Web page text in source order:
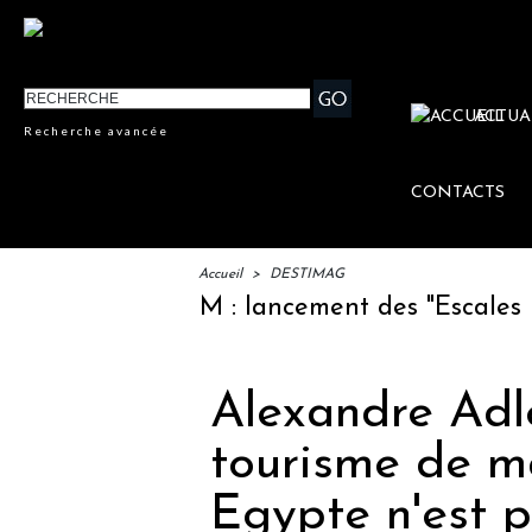
Recherche avancée
CONTACTS
Accueil > DESTIMAG
IFTM : lancement des "Escales
Alexandre
tourisme de
Egypte n'est